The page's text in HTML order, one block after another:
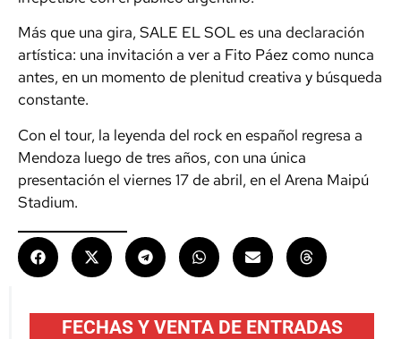
Más que una gira, SALE EL SOL es una declaración
artística: una invitación a ver a Fito Páez como nunca
antes, en un momento de plenitud creativa y búsqueda
constante.
Con el tour, la leyenda del rock en español regresa a
Mendoza luego de tres años, con una única
presentación el viernes 17 de abril, en el Arena Maipú
Stadium.
FECHAS Y VENTA DE ENTRADAS